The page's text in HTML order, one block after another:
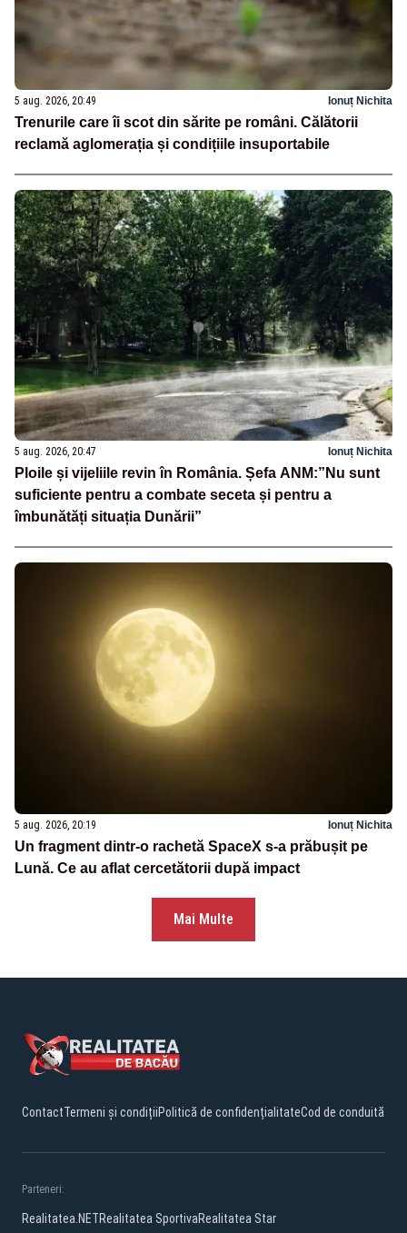
5 aug. 2026, 20:49 Ionuț Nichita
Trenurile care îi scot din sărite pe români. Călătorii
reclamă aglomerația și condițiile insuportabile
5 aug. 2026, 20:47 Ionuț Nichita
Ploile și vijeliile revin în România. Șefa ANM:”Nu sunt
suficiente pentru a combate seceta și pentru a
îmbunătăți situația Dunării”
5 aug. 2026, 20:19 Ionuț Nichita
Un fragment dintr-o rachetă SpaceX s-a prăbușit pe
Lună. Ce au aflat cercetătorii după impact
Mai Multe
ContactTermeni și condițiiPolitică de confidențialitateCod de conduită
Parteneri:
Realitatea.NETRealitatea SportivaRealitatea Star